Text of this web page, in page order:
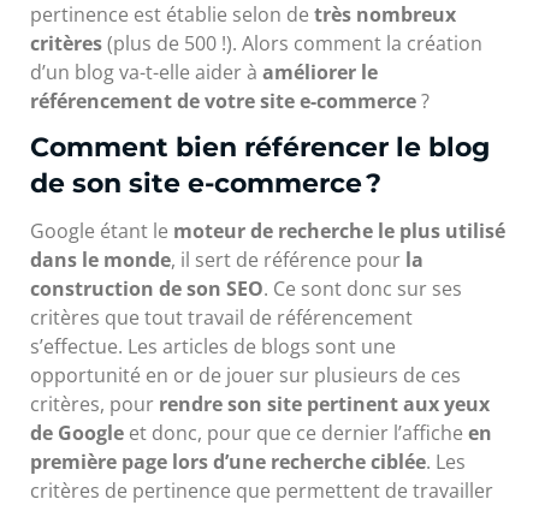
pertinence est établie selon de très nombreux
critères(plus de 500 !). Alors comment la création
d’un blog va-t-elle aider à améliorer le
référencement de votre site e-commerce?
Comment bien référencer le blog
de son site e-commerce ?
Google étant le moteur de recherche le plus utilisé
dans le monde, il sert de référence pour la
construction de son SEO. Ce sont donc sur ses
critères que tout travail de référencement
s’effectue. Les articles de blogs sont une
opportunité en or de jouer sur plusieurs de ces
critères, pour rendre son site pertinent aux yeux
de Google et donc, pour que ce dernier l’affiche en
première page lors d’une recherche ciblée. Les
critères de pertinence que permettent de travailler